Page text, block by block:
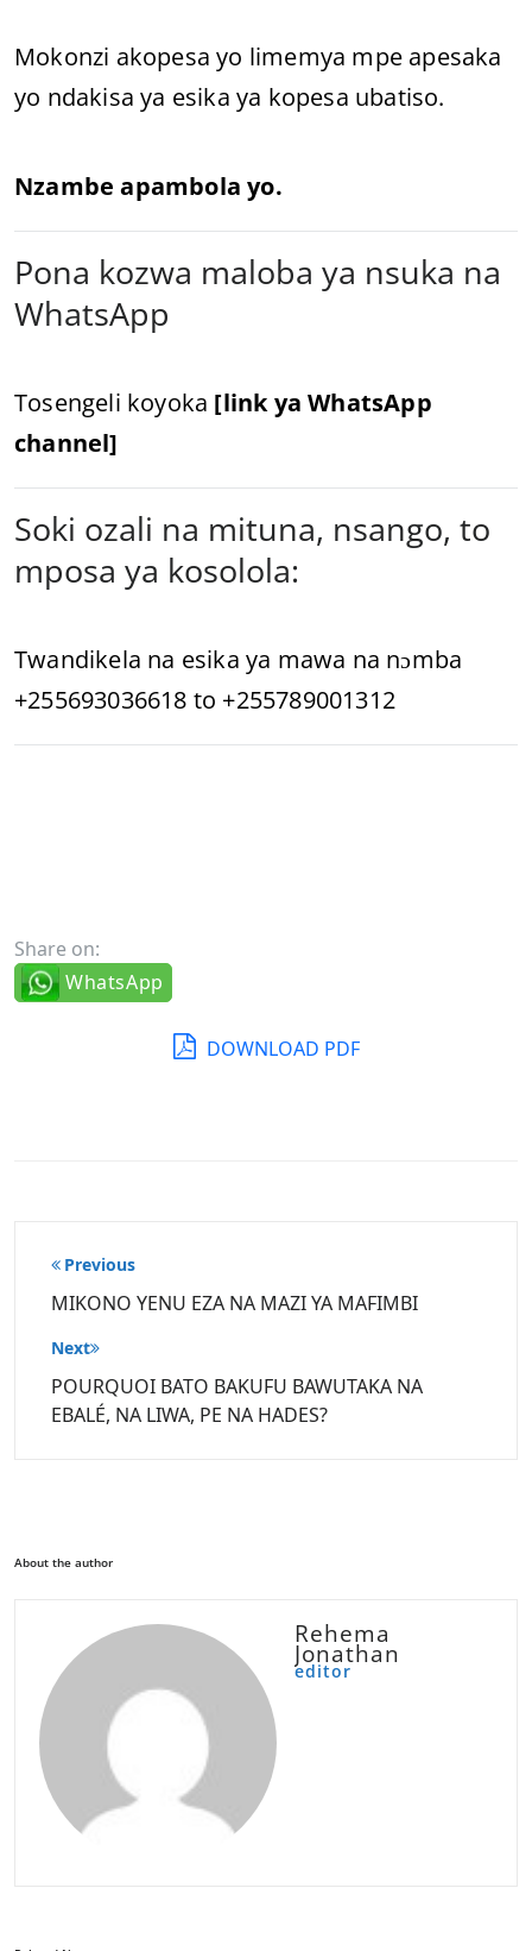
Mokonzi akopesa yo limemya mpe apesaka
yo ndakisa ya esika ya kopesa ubatiso.
Nzambe apambola yo.
Pona kozwa maloba ya nsuka na
WhatsApp
Tosengeli koyoka [link ya WhatsApp
channel]
Soki ozali na mituna, nsango, to
mposa ya kosolola:
Twandikela na esika ya mawa na nɔmba
+255693036618 to +255789001312
Share on:
WhatsApp
DOWNLOAD PDF
Post
navigation
Previous
MIKONO YENU EZA NA MAZI YA MAFIMBI
Next
POURQUOI BATO BAKUFU BAWUTAKA NA
EBALÉ, NA LIWA, PE NA HADES?
About the author
Rehema
Jonathan
editor